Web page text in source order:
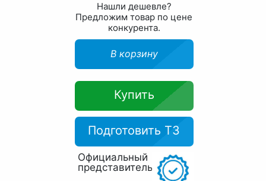
Нашли дешевле?
Предложим товар по цене
конкурента.
В корзину
Купить
Подготовить ТЗ
Официальный
представитель